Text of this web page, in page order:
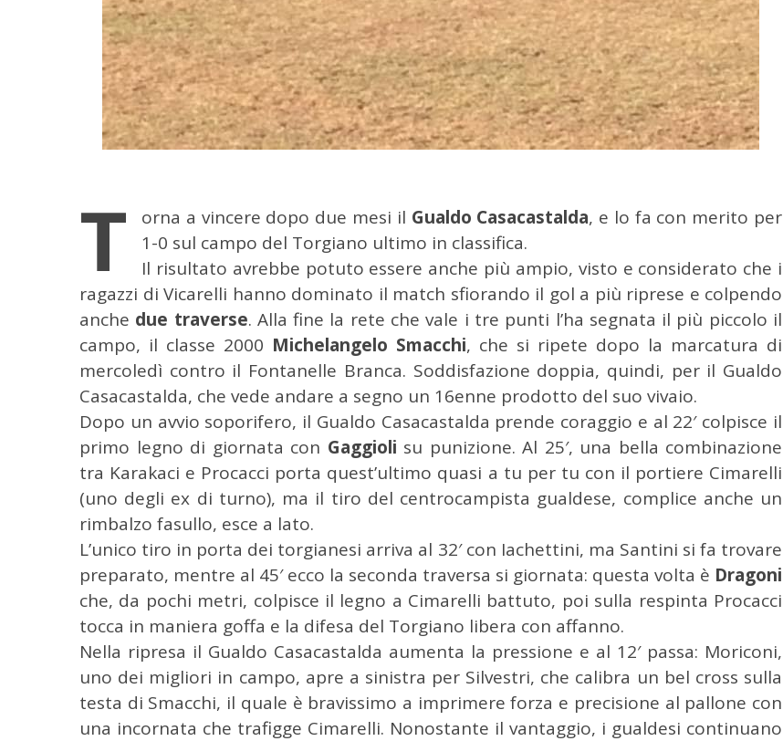
T orna a vincere dopo due mesi il Gualdo Casacastalda, e lo fa con merito per
1-0 sul campo del Torgiano ultimo in classifica.
Il risultato avrebbe potuto essere anche più ampio, visto e considerato che i
ragazzi di Vicarelli hanno dominato il match sfiorando il gol a più riprese e colpendo
anche due traverse. Alla fine la rete che vale i tre punti l’ha segnata il più piccolo il
campo, il classe 2000 Michelangelo Smacchi, che si ripete dopo la marcatura di
mercoledì contro il Fontanelle Branca. Soddisfazione doppia, quindi, per il Gualdo
Casacastalda, che vede andare a segno un 16enne prodotto del suo vivaio.
Dopo un avvio soporifero, il Gualdo Casacastalda prende coraggio e al 22′ colpisce il
primo legno di giornata con Gaggioli su punizione. Al 25′, una bella combinazione
tra Karakaci e Procacci porta quest’ultimo quasi a tu per tu con il portiere Cimarelli
(uno degli ex di turno), ma il tiro del centrocampista gualdese, complice anche un
rimbalzo fasullo, esce a lato.
L’unico tiro in porta dei torgianesi arriva al 32′ con Iachettini, ma Santini si fa trovare
preparato, mentre al 45′ ecco la seconda traversa si giornata: questa volta è Dragoni
che, da pochi metri, colpisce il legno a Cimarelli battuto, poi sulla respinta Procacci
tocca in maniera goffa e la difesa del Torgiano libera con affanno.
Nella ripresa il Gualdo Casacastalda aumenta la pressione e al 12′ passa: Moriconi,
uno dei migliori in campo, apre a sinistra per Silvestri, che calibra un bel cross sulla
testa di Smacchi, il quale è bravissimo a imprimere forza e precisione al pallone con
una incornata che trafigge Cimarelli. Nonostante il vantaggio, i gualdesi continuano
C
e
r
c
p
e
r